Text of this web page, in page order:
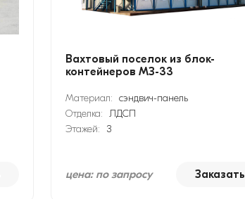
Вахтовый поселок из блок-
контейнеров МЗ-33
Материал: сэндвич-панель
Отделка: ЛДСП
Этажей:
3
цена: по запросу Заказать